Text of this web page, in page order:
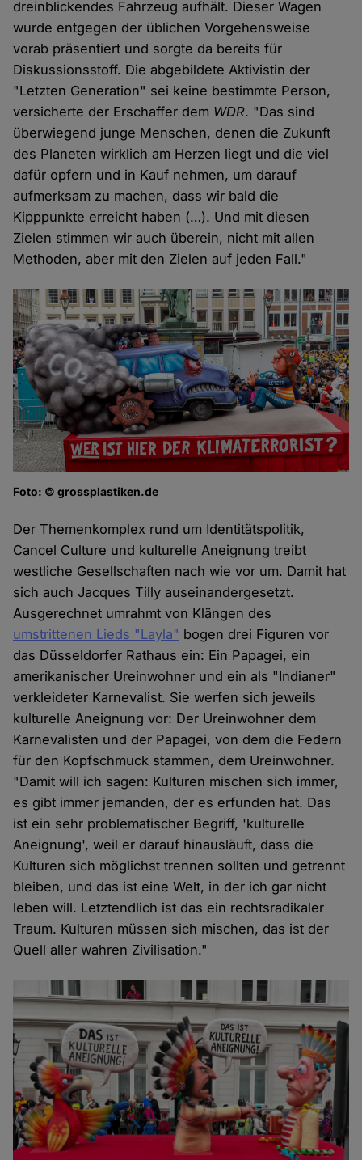
dreinblickendes Fahrzeug aufhält. Dieser Wagen
wurde entgegen der üblichen Vorgehensweise
vorab präsentiert und sorgte da bereits für
Diskussionsstoff. Die abgebildete Aktivistin der
"Letzten Generation" sei keine bestimmte Person,
versicherte der Erschaffer dem WDR. "Das sind
überwiegend junge Menschen, denen die Zukunft
des Planeten wirklich am Herzen liegt und die viel
dafür opfern und in Kauf nehmen, um darauf
aufmerksam zu machen, dass wir bald die
Kipppunkte erreicht haben (…). Und mit diesen
Zielen stimmen wir auch überein, nicht mit allen
Methoden, aber mit den Zielen auf jeden Fall."
Foto: © grossplastiken.de
Der Themenkomplex rund um Identitätspolitik,
Cancel Culture und kulturelle Aneignung treibt
westliche Gesellschaften nach wie vor um. Damit hat
sich auch Jacques Tilly auseinandergesetzt.
Ausgerechnet umrahmt von Klängen des
umstrittenen Lieds "Layla" bogen drei Figuren vor
das Düsseldorfer Rathaus ein: Ein Papagei, ein
amerikanischer Ureinwohner und ein als "Indianer"
verkleideter Karnevalist. Sie werfen sich jeweils
kulturelle Aneignung vor: Der Ureinwohner dem
Karnevalisten und der Papagei, von dem die Federn
für den Kopfschmuck stammen, dem Ureinwohner.
"Damit will ich sagen: Kulturen mischen sich immer,
es gibt immer jemanden, der es erfunden hat. Das
ist ein sehr problematischer Begriff, 'kulturelle
Aneignung', weil er darauf hinausläuft, dass die
Kulturen sich möglichst trennen sollten und getrennt
bleiben, und das ist eine Welt, in der ich gar nicht
leben will. Letztendlich ist das ein rechtsradikaler
Traum. Kulturen müssen sich mischen, das ist der
Quell aller wahren Zivilisation."